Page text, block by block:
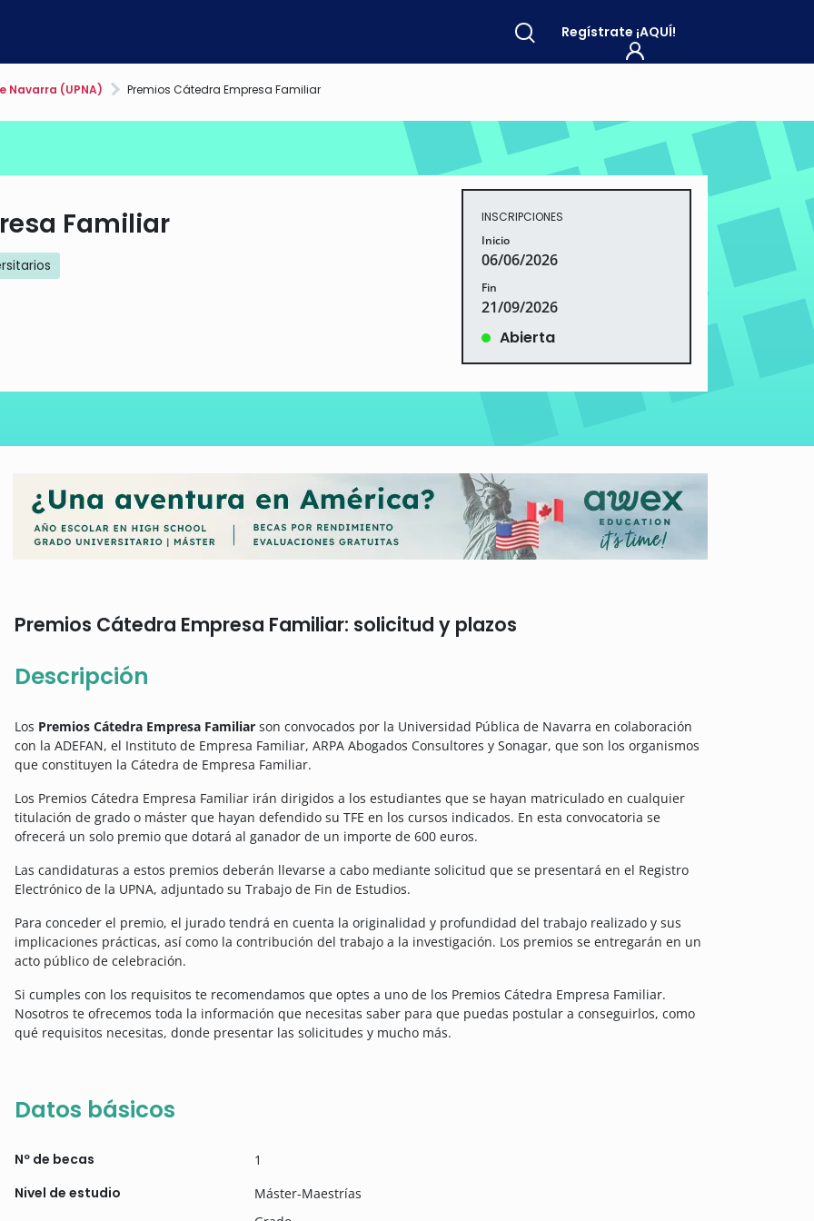
Regístrate ¡AQUÍ!
Navarra (UPNA) Premios Cátedra Empresa Familiar
Familiar
INSCRIPCIONES
Inicio
06/06/2026
Fin
21/09/2026
Abierta
Premios Cátedra Empresa Familiar: solicitud y plazos
Descripción
Los Premios Cátedra Empresa Familiar son convocados por la Universidad Pública de Navarra en colaboración
con la ADEFAN, el Instituto de Empresa Familiar, ARPA Abogados Consultores y Sonagar, que son los organismos
que constituyen la Cátedra de Empresa Familiar.
Los Premios Cátedra Empresa Familiar irán dirigidos a los estudiantes que se hayan matriculado en cualquier
titulación de grado o máster que hayan defendido su TFE en los cursos indicados. En esta convocatoria se
ofrecerá un solo premio que dotará al ganador de un importe de 600 euros.
Las candidaturas a estos premios deberán llevarse a cabo mediante solicitud que se presentará en el Registro
Electrónico de la UPNA, adjuntado su Trabajo de Fin de Estudios.
Para conceder el premio, el jurado tendrá en cuenta la originalidad y profundidad del trabajo realizado y sus
implicaciones prácticas, así como la contribución del trabajo a la investigación. Los premios se entregarán en un
acto público de celebración.
Si cumples con los requisitos te recomendamos que optes a uno de los Premios Cátedra Empresa Familiar.
Nosotros te ofrecemos toda la información que necesitas saber para que puedas postular a conseguirlos, como
qué requisitos necesitas, donde presentar las solicitudes y mucho más.
Datos básicos
Nº de becas 1
Nivel de estudio
Máster-Maestrías